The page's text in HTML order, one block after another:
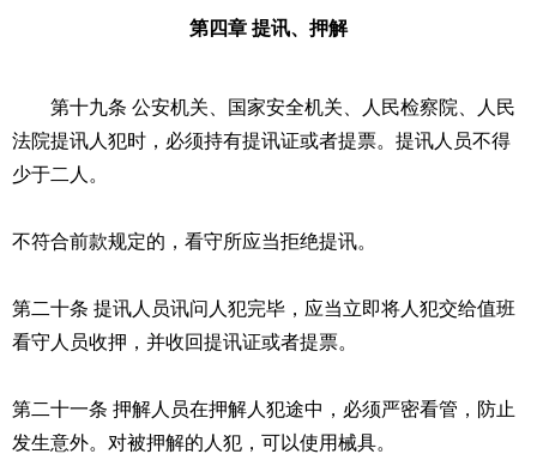
第四章 提讯、押解
第十九条 公安机关、国家安全机关、人民检察院、人民
法院提讯人犯时，必须持有提讯证或者提票。提讯人员不得
少于二人。
不符合前款规定的，看守所应当拒绝提讯。
第二十条 提讯人员讯问人犯完毕，应当立即将人犯交给值班
看守人员收押，并收回提讯证或者提票。
第二十一条 押解人员在押解人犯途中，必须严密看管，防止
发生意外。对被押解的人犯，可以使用械具。